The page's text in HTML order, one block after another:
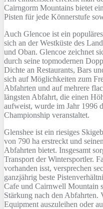
Cairngorm Mountains bietet
Pisten für jede Könnerstufe
Auch Glencoe ist ein
sich an der Westküste des
und Oban. Glencoe zeichnet
durch seine topmodernen
Dichte an Restaurants, Bars
sich auf Möglichkeiten zum
Abfahrten und auf mehrere
längsten Abfahrt, die einen
aufweist, wurde im Jahr 1996
Championship veranstaltet.
Glenshee ist ein riesiges
von 790 ha erstreckt und
Abfahrten bietet. Insgesamt
Transport der Wintersportler.
vorhanden isst, versprechen
ganzjährig beste
Cafe und Cairnwell Mountain
Stärkung nach den
Equipment auszuleihen oder